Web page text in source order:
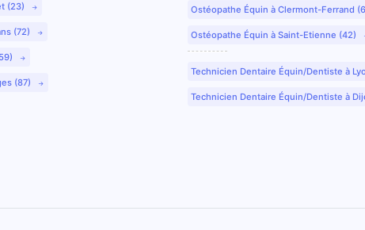
(23)
(72)
(87)
Ostéopathe Équin à Clermont-Ferrand
Ostéopathe Équin à Saint-Etienne (42)
Technicien Dentaire Équin/Dentiste à
Technicien Dentaire Équin/Dentiste à